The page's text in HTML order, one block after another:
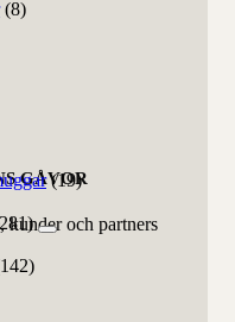
GÅVOR
och partners
(8)
(19)